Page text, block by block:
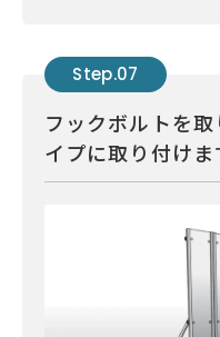
Step.07
フックボルトを
イプに取り付けま